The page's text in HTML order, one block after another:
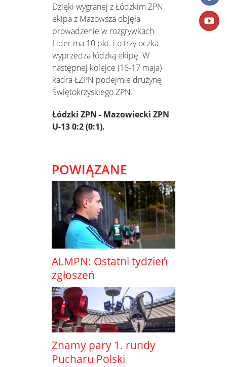
Dzięki wygranej z Łódzkim ZPN
ekipa z Mazowsza objęła
prowadzenie w rozgrywkach.
Lider ma 10 pkt. i o trzy oczka
wyprzedza łódzką ekipę. W
następnej kolejce (16-17 maja)
kadra ŁZPN podejmie drużynę
Świętokrzyskiego ZPN.
Łódzki ZPN - Mazowiecki ZPN
U-13 0:2 (0:1).
POWIĄZANE
ALMPN: Ostatni tydzień
zgłoszeń
Znamy pary 1. rundy
Pucharu Polski